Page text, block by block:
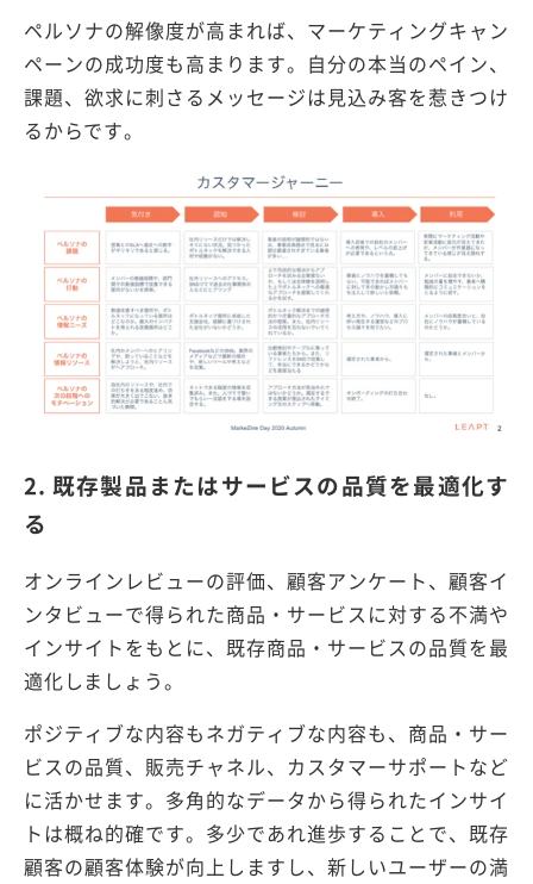
ペルソナの解像度が高まれば、マーケティングキャン
ペーンの成功度も高まります。自分の本当のペイン、
課題、欲求に刺さるメッセージは見込み客を惹きつけ
るからです。
2. 既存製品またはサービスの品質を最適化す
る
オンラインレビューの評価、顧客アンケート、顧客イ
ンタビューで得られた商品・サービスに対する不満や
インサイトをもとに、既存商品・サービスの品質を最
適化しましょう。
ポジティブな内容もネガティブな内容も、商品・サー
ビスの品質、販売チャネル、カスタマーサポートなど
に活かせます。多角的なデータから得られたインサイ
トは概ね的確です。多少であれ進歩することで、既存
顧客の顧客体験が向上しますし、新しいユーザーの満